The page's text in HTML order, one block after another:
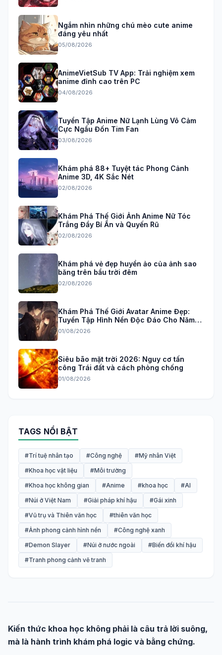
Ngắm nhìn những chú mèo cute anime
đáng yêu nhất
05/08/2026
AnimeVietSub TV App: Trải nghiệm xem
anime đỉnh cao trên PC
04/08/2026
Tuyển Tập Anime Nữ Lạnh Lùng Vô Cảm
Cực Ngầu Đốn Tim Fan
03/08/2026
Khám phá 88+ Tuyệt tác Phong Cảnh
Anime 3D, 4K Sắc Nét
02/08/2026
Khám Phá Thế Giới Ảnh Anime Nữ Tóc
Trắng Đầy Bí Ẩn và Quyến Rũ
02/08/2026
Khám phá vẻ đẹp huyền ảo của ảnh sao
băng trên bầu trời đêm
02/08/2026
Khám Phá Thế Giới Avatar Anime Đẹp:
Tuyển Tập Hình Nền Độc Đáo Cho Năm
2026
01/08/2026
Siêu bão mặt trời 2026: Nguy cơ tấn
công Trái đất và cách phòng chống
01/08/2026
TAGS NỔI BẬT
#Trí tuệ nhân tạo #Công nghệ
#Mỹ nhân Việt
#Khoa học vật liệu
#Môi trường
#Khoa học không gian
#Anime #khoa học
#AI
#Núi ở Việt Nam
#Giải pháp khí hậu
#Gái xinh
#Vũ trụ và Thiên văn học
#thiên văn học
#Ảnh phong cảnh hình nền
#Công nghệ xanh
#Demon Slayer
#Núi ở nước ngoài
#Biến đổi khí hậu
#Tranh phong cảnh vẽ tranh
Kiến thức khoa học không phải là câu trả lời suông,
mà là hành trình khám phá logic và bằng chứng.